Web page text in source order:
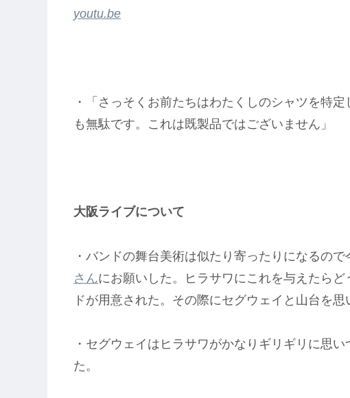
youtu.be
・「さっそくお前たちはわたくしのシャツを特
も無駄です。これは既製品ではございません」
大阪ライブについて
・バンドの舞台美術は似たり寄ったりになるの
さんにお願いした。ヒラサワにこれを与えたら
ドが用意された。その際にセグウェイと山台を思
・セグウェイはヒラサワがかなりギリギリに思
た。